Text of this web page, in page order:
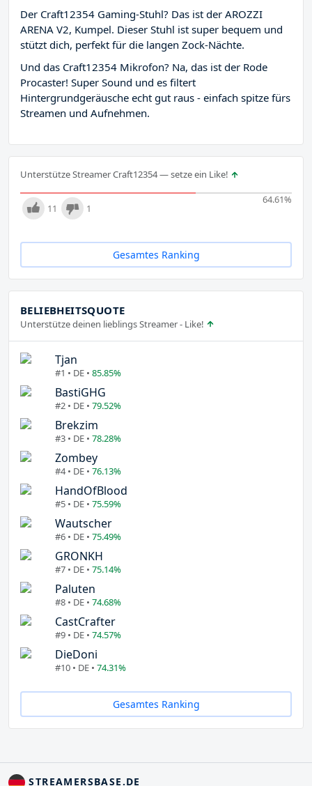
Der Craft12354 Gaming-Stuhl? Das ist der AROZZI
ARENA V2, Kumpel. Dieser Stuhl ist super bequem und
stützt dich, perfekt für die langen Zock-Nächte.
Und das Craft12354 Mikrofon? Na, das ist der Rode
Procaster! Super Sound und es filtert
Hintergrundgeräusche echt gut raus - einfach spitze fürs
Streamen und Aufnehmen.
Unterstütze Streamer Craft12354 — setze ein Like!
64.61%
11 1
Gesamtes Ranking
BELIEBHEITSQUOTE
Unterstütze deinen lieblings Streamer - Like!
Tjan
#1 • DE • 85.85%
BastiGHG
#2 • DE • 79.52%
Brekzim
#3 • DE • 78.28%
Zombey
#4 • DE • 76.13%
HandOfBlood
#5 • DE • 75.59%
Wautscher
#6 • DE • 75.49%
GRONKH
#7 • DE • 75.14%
Paluten
#8 • DE • 74.68%
CastCrafter
#9 • DE • 74.57%
DieDoni
#10 • DE • 74.31%
Gesamtes Ranking
STREAMERSBASE.DE